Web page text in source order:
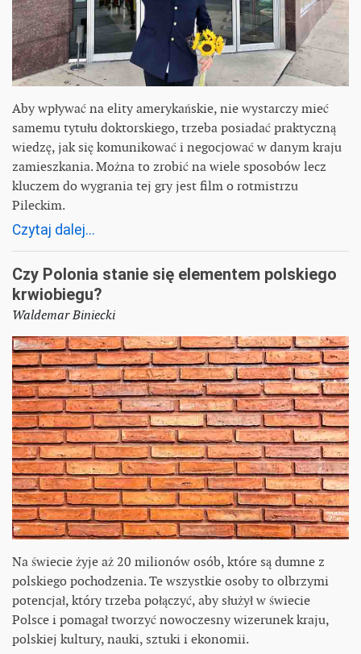
Aby wpływać na elity amerykańskie, nie wystarczy mieć
samemu tytułu doktorskiego, trzeba posiadać praktyczną
wiedzę, jak się komunikować i negocjować w danym kraju
zamieszkania. Można to zrobić na wiele sposobów lecz
kluczem do wygrania tej gry jest film o rotmistrzu
Pileckim.
Czytaj dalej...
Czy Polonia stanie się elementem polskiego
krwiobiegu?
Waldemar Biniecki
Na świecie żyje aż 20 milionów osób, które są dumne z
polskiego pochodzenia. Te wszystkie osoby to olbrzymi
potencjał, który trzeba połączyć, aby służył w świecie
Polsce i pomagał tworzyć nowoczesny wizerunek kraju,
polskiej kultury, nauki, sztuki i ekonomii.